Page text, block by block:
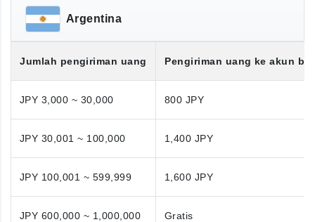
Argentina
Jumlah pengiriman uang Pengiriman uang ke akun
JPY 3,000 ~ 30,000 800 JPY
JPY 30,001 ~ 100,000 1,400 JPY
JPY 100,001 ~ 599,999 1,600 JPY
JPY 600,000 ~ 1,000,000 Gratis